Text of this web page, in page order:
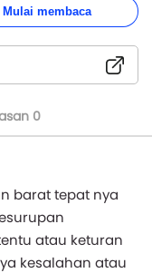
Mulai membaca
0
barat tepat nya
atau keturan
kesalahan atau